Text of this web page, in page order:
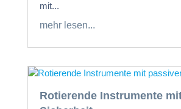
mit...
mehr lesen...
Rotierende Instrumente